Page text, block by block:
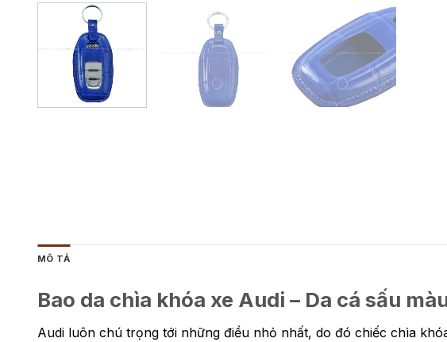
MÔ TẢ
Bao da chìa khóa xe Audi – Da cá sấu
Audi luôn chú trọng tới những điều nhỏ nhất, do đó chiếc chìa